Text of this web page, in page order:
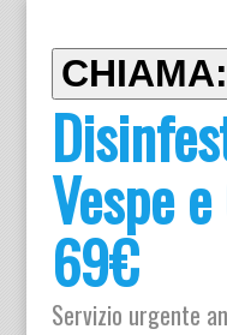
Vespe
69€
Servizio urgente